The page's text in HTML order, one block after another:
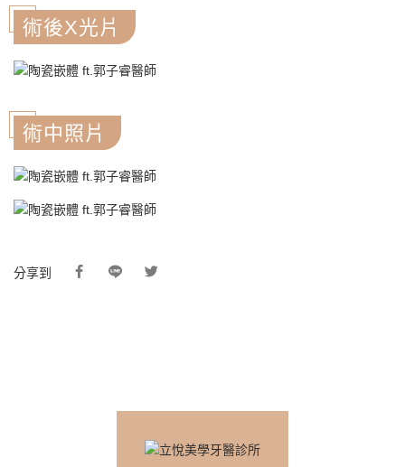
術後X光片
術中照片
分享到